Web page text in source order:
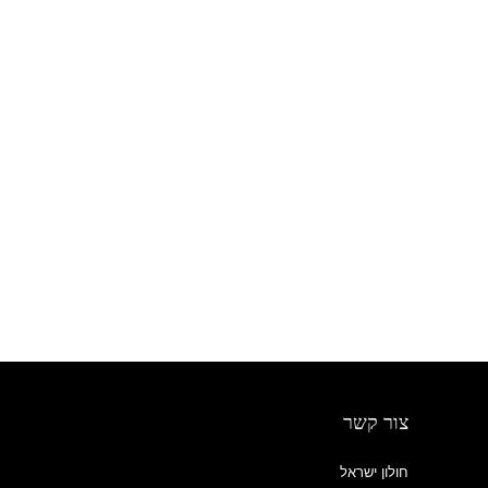
צור קשר
חולון ישראל